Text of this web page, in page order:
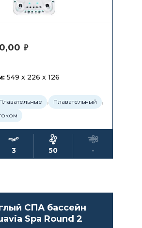
₽
549 x 226 x 126
, Плавательный ,
3 50 -
СПА бассейн
Spa Round 2